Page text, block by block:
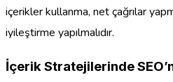
içerikler kullanma, net çağrılar
iyileştirme yapılmalıdır.
İçerik Stratejilerinde